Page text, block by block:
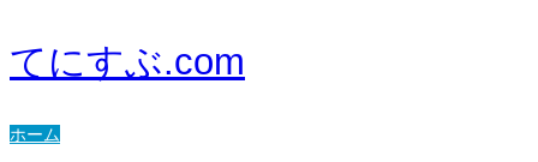
てにすぶ.com
ホーム